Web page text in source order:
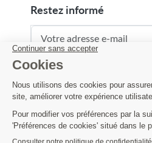
restez informé
contact@matijardin.fr
Matijardin